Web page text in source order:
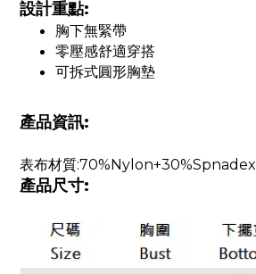
設計重點:
胸下無緊帶
零壓感舒適穿搭
可拆式圓形胸墊
產品資訊:
表布材質:70%Nylon+30%Spnadex
產品尺寸: